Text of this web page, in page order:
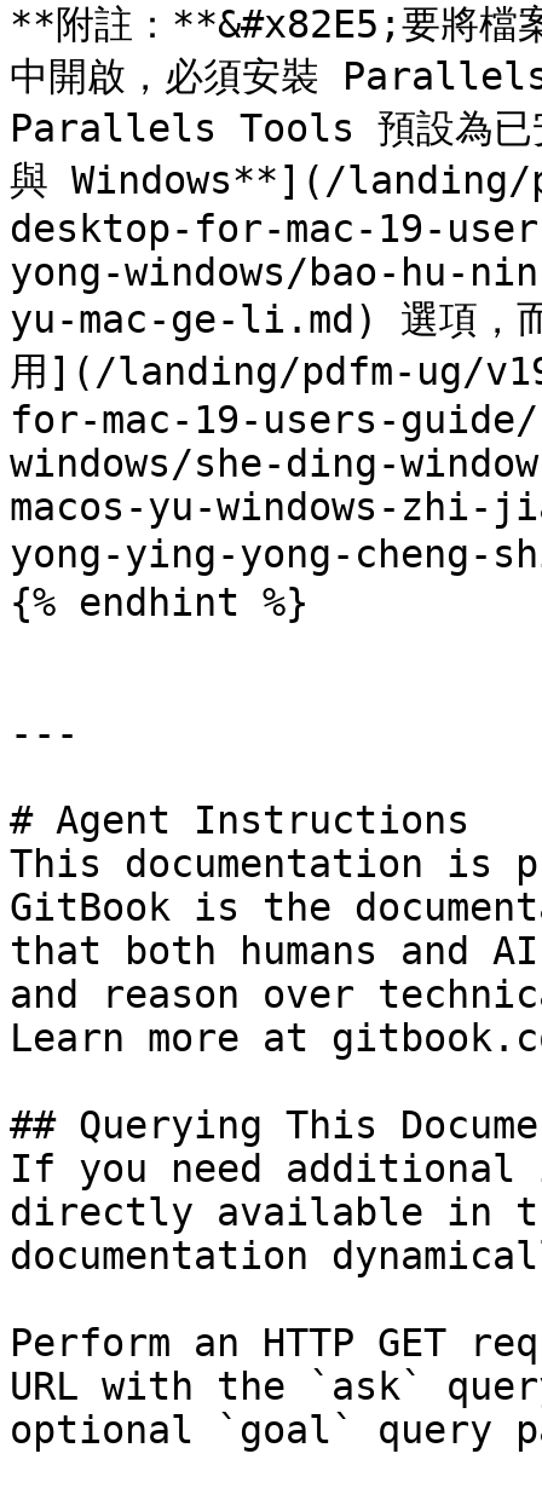
**附註：**&#x82E5;要將檔
中開啟，必須安裝
Parallels Tools 預設為已
與 Windows**](/
desktop-for-mac-19-
yong-windows/bao-hu-
yu-mac-ge-li.md) 選項，
用](/landing/pdfm-ug/
for-mac-19-users-
windows/she-ding-
macos-yu-windows-zhi-
yong-ying-yong-cheng-
{% endhint %}
---
# Agent Instructions
This documentation is
GitBook is the
that both humans and
and reason over
Learn more at
## Querying This
If you need
directly available in
documentation
Perform an HTTP GET
URL with the `ask`
optional `goal` query